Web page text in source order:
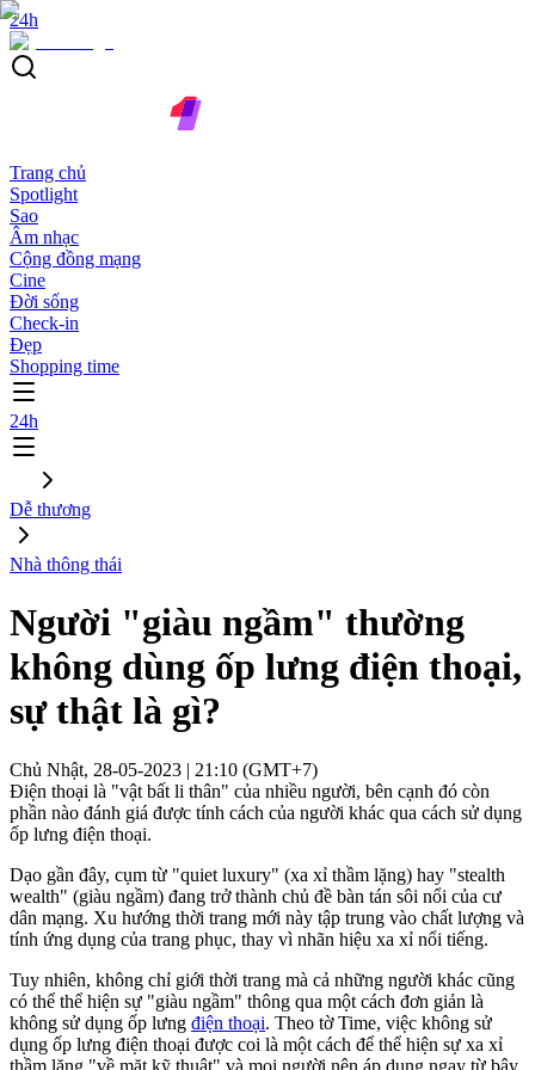
24h
Trang chủ
Spotlight
Sao
Âm nhạc
Cộng đồng mạng
Cine
Đời sống
Check-in
Đẹp
Shopping time
24h
Dễ thương
Nhà thông thái
Người "giàu ngầm" thường
không dùng ốp lưng điện thoại,
sự thật là gì?
Chủ Nhật, 28-05-2023 | 21:10 (GMT+7)
Điện thoại là "vật bất li thân" của nhiều người, bên cạnh đó còn
phần nào đánh giá được tính cách của người khác qua cách sử dụng
ốp lưng điện thoại.
Dạo gần đây, cụm từ "quiet luxury" (xa xỉ thầm lặng) hay "stealth
wealth" (giàu ngầm) đang trở thành chủ đề bàn tán sôi nổi của cư
dân mạng. Xu hướng thời trang mới này tập trung vào chất lượng và
tính ứng dụng của trang phục, thay vì nhãn hiệu xa xỉ nổi tiếng.
Tuy nhiên, không chỉ giới thời trang mà cả những người khác cũng
có thể thể hiện sự "giàu ngầm" thông qua một cách đơn giản là
không sử dụng ốp lưng điện thoại. Theo tờ Time, việc không sử
dụng ốp lưng điện thoại được coi là một cách để thể hiện sự xa xỉ
thầm lặng "về mặt kỹ thuật" và mọi người nên áp dụng ngay từ bây